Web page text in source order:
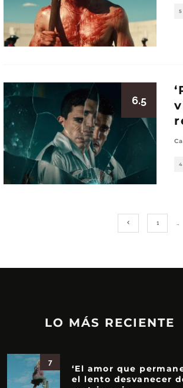
5
6.5
4
1 …
LO MÁS RECIENTE
7
‘El amor que
el lento desvanecer